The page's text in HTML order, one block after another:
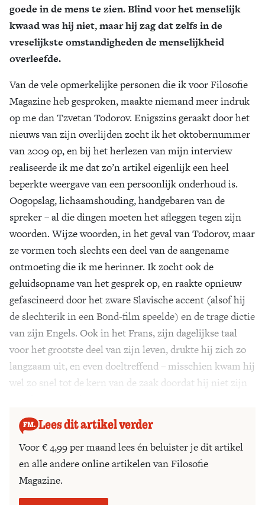
goede in de mens te zien. Blind voor het menselijk
kwaad was hij niet, maar hij zag dat zelfs in de
vreselijkste omstandigheden de menselijkheid
overleefde.
Van de vele opmerkelijke personen die ik voor Filosofie
Magazine heb gesproken, maakte niemand meer indruk
op me dan Tzvetan Todorov. Enigszins geraakt door het
nieuws van zijn overlijden zocht ik het oktobernummer
van 2009 op, en bij het herlezen van mijn interview
realiseerde ik me dat zo’n artikel eigenlijk een heel
beperkte weergave van een persoonlijk onderhoud is.
Oogopslag, lichaamshouding, handgebaren van de
spreker – al die dingen moeten het afleggen tegen zijn
woorden. Wijze woorden, in het geval van Todorov, maar
ze vormen toch slechts een deel van de aangename
ontmoeting die ik me herinner. Ik zocht ook de
geluidsopname van het gesprek op, en raakte opnieuw
gefascineerd door het zware Slavische accent (alsof hij
de slechterik in een Bond-film speelde) en de trage dictie
van zijn Engels. Ook in het Frans, zijn dagelijkse taal
voor het grootste deel van zijn leven, drukte hij zich zo
langzaam uit, en even doeltreffend – misschien kwam hij
wel zo snel tot de kern van de zaak doordat hij niet zijn
Lees dit artikel verder
Voor € 4,99 per maand lees én beluister je dit artikel
en alle andere online artikelen van Filosofie
Magazine.